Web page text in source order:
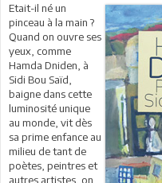
Etait-il né un
pinceau à la main ?
Quand on ouvre ses
yeux, comme
Hamda Dniden, à
Sidi Bou Saïd,
baigne dans cette
luminosité unique
au monde, vit dès
sa prime enfance au
milieu de tant de
poètes, peintres et
autres artistes, on